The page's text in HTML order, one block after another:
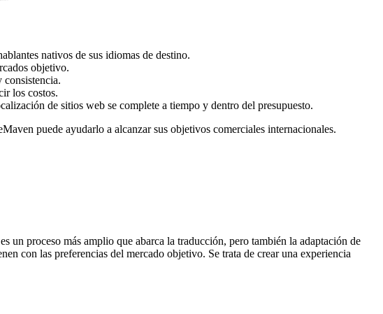
nativos de sus idiomas de destino.
objetivo.
consistencia.
los costos.
de sitios web se complete a tiempo y dentro del presupuesto.
puede ayudarlo a alcanzar sus objetivos comerciales internacionales.
proceso más amplio que abarca la traducción, pero también la adaptación de
con las preferencias del mercado objetivo. Se trata de crear una experiencia